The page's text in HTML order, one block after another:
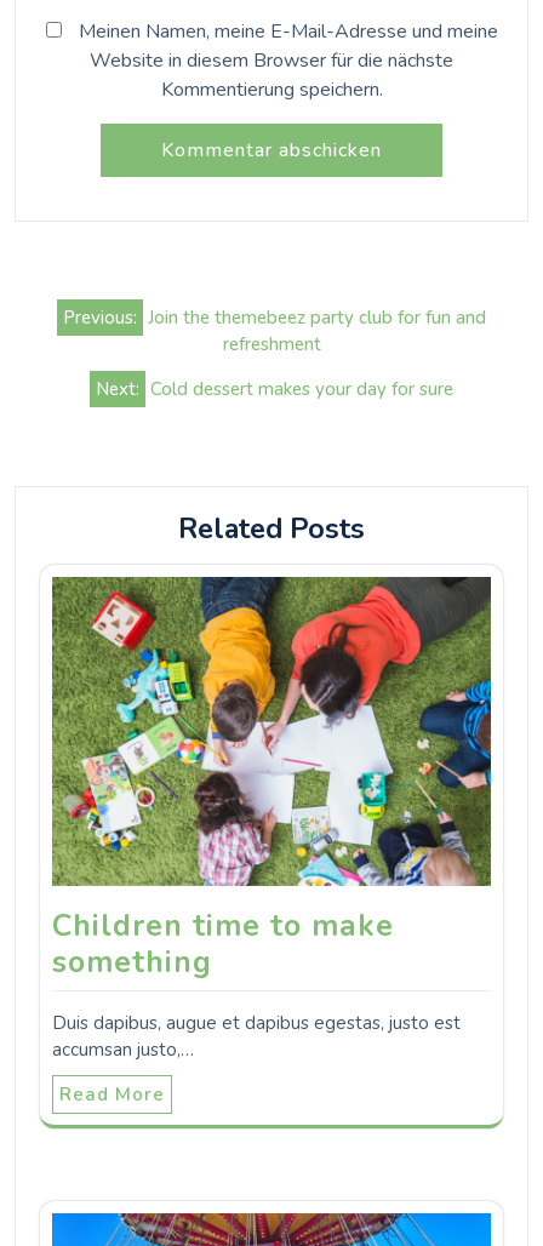
Meinen Namen, meine E-Mail-Adresse und meine
Website in diesem Browser für die nächste
Kommentierung speichern.
Beitrags-
Navigation
Previous: Join the themebeez party club for fun and
refreshment
Next: Cold dessert makes your day for sure
Related Posts
Children time to make
something
Duis dapibus, augue et dapibus egestas, justo est
accumsan justo,…
Read More